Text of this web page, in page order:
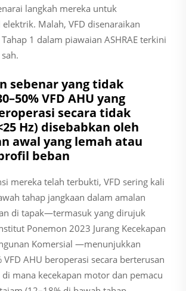
langkah mereka untuk
Malah, VFD disenaraikan
1 dalam piawaian ASHRAE terkini
sebenar yang tidak
VFD AHU yang
secara tidak
Hz) disebabkan oleh
awal yang lemah atau
beban
mereka telah terbukti, VFD sering kali
tahap jangkaan dalam amalan
di tapak—termasuk yang dirujuk
Ponemon 2023 Jurang Kecekapan
Komersial —menunjukkan
VFD AHU beroperasi secara berterusan
mana kecekapan motor dan pemacu